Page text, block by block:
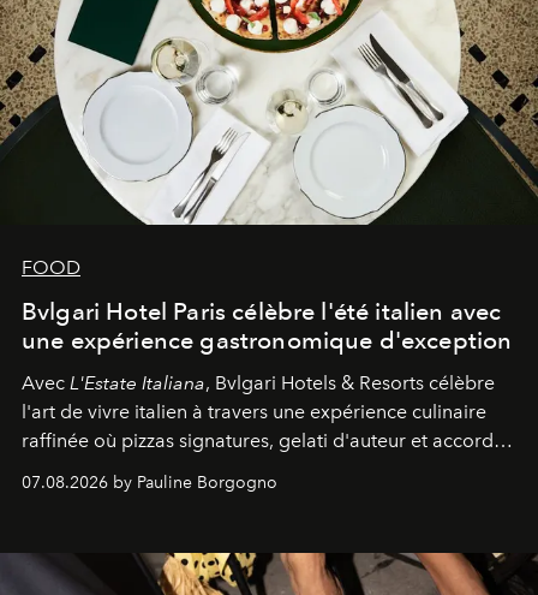
FOOD
Bvlgari Hotel Paris célèbre l'été italien avec
une expérience gastronomique d'exception
Avec L'Estate Italiana, Bvlgari Hotels & Resorts célèbre
l'art de vivre italien à travers une expérience culinaire
raffinée où pizzas signatures, gelati d'auteur et accords
07.08.2026 by Pauline Borgogno